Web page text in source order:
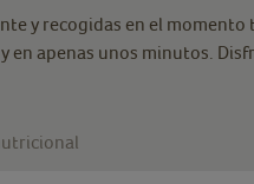
y recogidas en el momento
en apenas unos minutos.